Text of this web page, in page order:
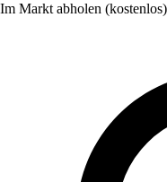
Im Markt abholen (kostenlos)